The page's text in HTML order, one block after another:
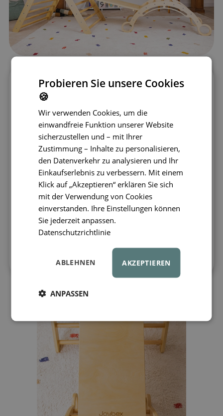
Dank seiner größeren Abmessungen bietet
das Pikler-Set M mit Bogen noch mehr
Raum für Bewegung und Entdeckung.
Kinder können über den Bogen klettern,
darunter hindurchkriechen oder ihn als
Hindernis in ihren eigenen Spielen nutzen.
Die Kletterrampe mit Stufen in
Kombination mit dem Dreieck schafft
unzählige Möglichkeiten, Gleichgewicht,
Kraft und Koordination zu trainieren. Die
gesamte Konstruktion ist robust, stabil
und aus hochwertigem Birkenholz gefertigt
– angenehm im Griff und sicher auch für
Probieren Sie unsere Cookies
🍪
Wir verwenden Cookies, um die
einwandfreie Funktion unserer Website
sicherzustellen und – mit Ihrer
Zustimmung – Inhalte zu personalisieren,
den Datenverkehr zu analysieren und Ihr
Einkaufserlebnis zu verbessern. Mit einem
Klick auf „Akzeptieren“ erklären Sie sich
mit der Verwendung von Cookies
einverstanden. Ihre Einstellungen können
Sie jederzeit anpassen.
Datenschutzrichtlinie
AKZEPTIEREN
ABLEHNEN
ANPASSEN